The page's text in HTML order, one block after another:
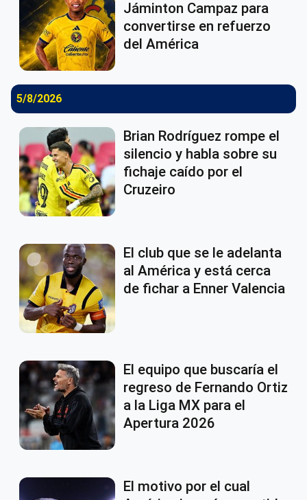
Jáminton Campaz para
convertirse en refuerzo
del América
5/8/2026
Brian Rodríguez rompe el
silencio y habla sobre su
fichaje caído por el
Cruzeiro
El club que se le adelanta
al América y está cerca
de fichar a Enner Valencia
El equipo que buscaría el
regreso de Fernando Ortiz
a la Liga MX para el
Apertura 2026
El motivo por el cual